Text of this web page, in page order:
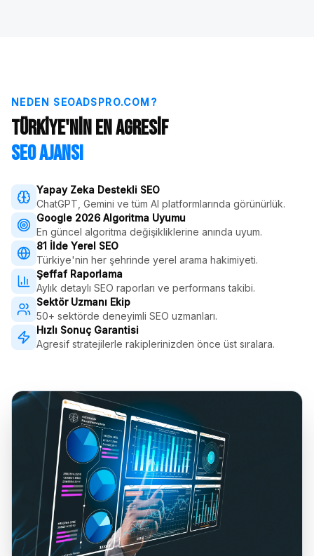
NEDEN SEOADSPRO.COM?
Türkiye'nin En Agresif
SEO Ajansı
Yapay Zeka Destekli SEO
ChatGPT, Gemini ve tüm AI platformlarında görünürlük.
Google 2026 Algoritma Uyumu
En güncel algoritma değişikliklerine anında uyum.
81 İlde Yerel SEO
Türkiye'nin her şehrinde yerel arama hakimiyeti.
Şeffaf Raporlama
Aylık detaylı SEO raporları ve performans takibi.
Sektör Uzmanı Ekip
50+ sektörde deneyimli SEO uzmanları.
Hızlı Sonuç Garantisi
Agresif stratejilerle rakiplerinizden önce üst sıralara.